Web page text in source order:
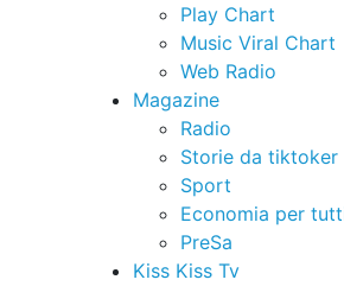
Play Chart
Music Viral Chart
Web Radio
Magazine
Radio
Storie da tiktoker
Sport
Economia per
PreSa
Kiss Kiss Tv